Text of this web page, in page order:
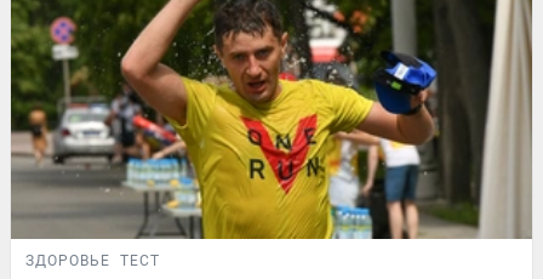
ЗДОРОВЬЕ ТЕСТ